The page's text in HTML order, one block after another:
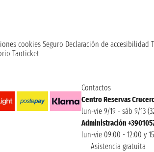
cookies Seguro Declaración de accesibilidad
Taoticket
Contactos
Centro Reservas
lun-vie 9/19 - sáb 9/13
Administración
lun-vie 09:00 - 12:00 y
Asistencia gratuita